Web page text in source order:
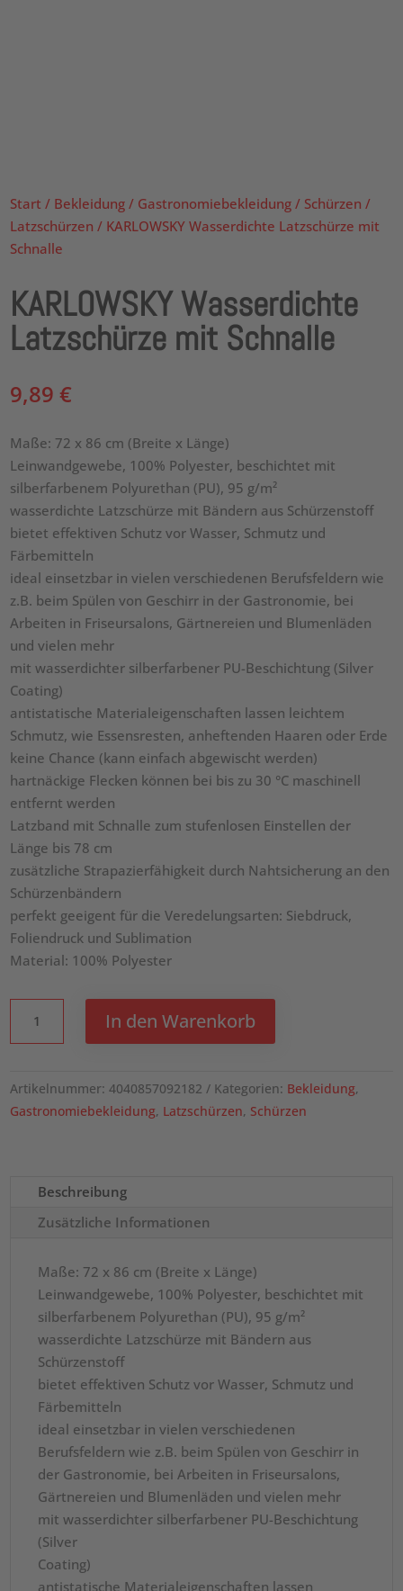
Start / Bekleidung / Gastronomiebekleidung / Schürzen /
Latzschürzen / KARLOWSKY Wasserdichte Latzschürze mit
Schnalle
KARLOWSKY Wasserdichte
Latzschürze mit Schnalle
9,89€
Maße: 72 x 86 cm (Breite x Länge)
Leinwandgewebe, 100% Polyester, beschichtet mit
silberfarbenem Polyurethan (PU), 95 g/m²
wasserdichte Latzschürze mit Bändern aus Schürzenstoff
bietet effektiven Schutz vor Wasser, Schmutz und
Färbemitteln
ideal einsetzbar in vielen verschiedenen Berufsfeldern wie
z.B. beim Spülen von Geschirr in der Gastronomie, bei
Arbeiten in Friseursalons, Gärtnereien und Blumenläden
und vielen mehr
mit wasserdichter silberfarbener PU-Beschichtung (Silver
Coating)
antistatische Materialeigenschaften lassen leichtem
Schmutz, wie Essensresten, anheftenden Haaren oder Erde
keine Chance (kann einfach abgewischt werden)
hartnäckige Flecken können bei bis zu 30 °C maschinell
entfernt werden
Latzband mit Schnalle zum stufenlosen Einstellen der
Länge bis 78 cm
zusätzliche Strapazierfähigkeit durch Nahtsicherung an den
Schürzenbändern
perfekt geeigent für die Veredelungsarten: Siebdruck,
Foliendruck und Sublimation
Material: 100% Polyester
Wasserdichte
Schnalle
Menge
In den Warenkorb
Artikelnummer:4040857092182 Kategorien: Bekleidung,
Gastronomiebekleidung, Latzschürzen, Schürzen
Beschreibung
Zusätzliche Informationen
Maße: 72 x 86 cm (Breite x Länge)
Leinwandgewebe, 100% Polyester, beschichtet mit
silberfarbenem Polyurethan (PU), 95 g/m²
wasserdichte Latzschürze mit Bändern aus
Schürzenstoff
bietet effektiven Schutz vor Wasser, Schmutz und
Färbemitteln
ideal einsetzbar in vielen verschiedenen
Berufsfeldern wie z.B. beim Spülen von Geschirr in
der Gastronomie, bei Arbeiten in Friseursalons,
Gärtnereien und Blumenläden und vielen mehr
mit wasserdichter silberfarbener PU-Beschichtung
(Silver
Coating)
antistatische Materialeigenschaften lassen